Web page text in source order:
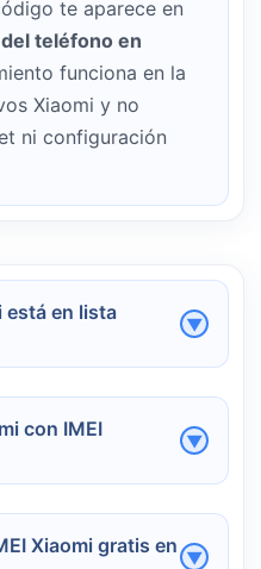
te aparece en
teléfono en
funciona en la
Xiaomi y no
ni configuración
está en lista
buscar una
como
.
con IMEI
no todos los
ideal es acudir a
Xiaomi gratis en